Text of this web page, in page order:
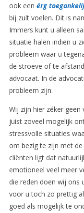
ook een érg
bij zult voelen. Dit is
Immers kunt u alleen
situatie halen indien u
probleem waar u
de stroeve of te
advocaat. In de
probleem zijn.
Wij zijn hier zéker
juist zoveel mogelijk
stressvolle situaties
om bezig te zijn met
cliënten ligt dat
emotioneel veel meer
die reden doen wij ons
voor u toch zo prettig
goed als mogelijk te